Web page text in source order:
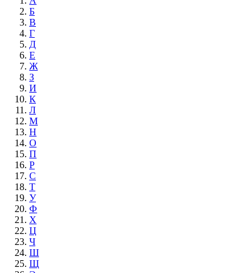
Б
В
Г
Д
Е
Ж
З
И
К
Л
М
Н
О
П
Р
С
Т
У
Ф
Х
Ц
Ч
Ш
Щ